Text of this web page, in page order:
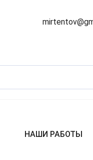
НАШИ РАБОТЫ